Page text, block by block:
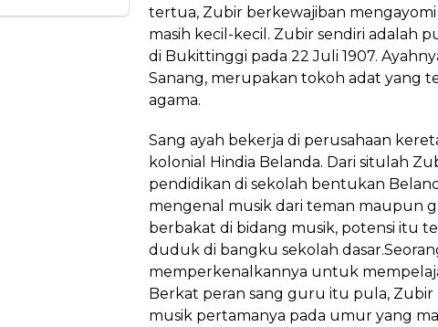
tertua, Zubir berkewajiban
masih kecil-kecil. Zubir sendiri adalah
di Bukittinggi pada 22 Juli 1907.
Sanang, merupakan tokoh adat yang
agama.
Sang ayah bekerja di perusahaan
kolonial Hindia Belanda. Dari situlah
pendidikan di sekolah bentukan
mengenal musik dari teman maupun
berbakat di bidang musik, potensi itu
duduk di bangku sekolah
memperkenalkannya untuk
Berkat peran sang guru itu pula,
musik pertamanya pada umur yang